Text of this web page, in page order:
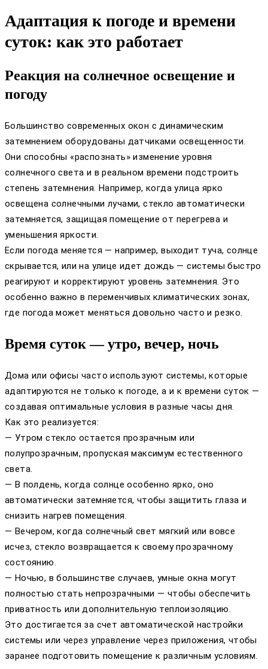
Адаптация к погоде и времени
суток: как это работает
Реакция на солнечное освещение и
погоду
Большинство современных окон с динамическим
затемнением оборудованы датчиками освещенности.
Они способны «распознать» изменение уровня
солнечного света и в реальном времени подстроить
степень затемнения. Например, когда улица ярко
освещена солнечными лучами, стекло автоматически
затемняется, защищая помещение от перегрева и
уменьшения яркости.
Если погода меняется — например, выходит туча, солнце
скрывается, или на улице идет дождь — системы быстро
реагируют и корректируют уровень затемнения. Это
особенно важно в переменчивых климатических зонах,
где погода может меняться довольно часто и резко.
Время суток — утро, вечер, ночь
Дома или офисы часто используют системы, которые
адаптируются не только к погоде, а и к времени суток —
создавая оптимальные условия в разные часы дня.
Как это реализуется:
— Утром стекло остается прозрачным или
полупрозрачным, пропуская максимум естественного
света.
— В полдень, когда солнце особенно ярко, оно
автоматически затемняется, чтобы защитить глаза и
снизить нагрев помещения.
— Вечером, когда солнечный свет мягкий или вовсе
исчез, стекло возвращается к своему прозрачному
состоянию.
— Ночью, в большинстве случаев, умные окна могут
полностью стать непрозрачными — чтобы обеспечить
приватность или дополнительную теплоизоляцию.
Это достигается за счет автоматической настройки
системы или через управление через приложения, чтобы
заранее подготовить помещение к различным условиям.